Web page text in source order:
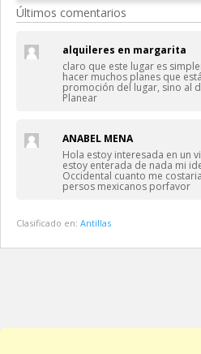
Últimos comentarios
alquileres en margarita
claro que este lugar es
hacer muchos planes que
promoción del lugar, sino al
Planear
ANABEL MENA
Hola estoy interesada en un
estoy enterada de nada mi
Occidental cuanto me
persos mexicanos porfavor
Clasificado en: Antillas